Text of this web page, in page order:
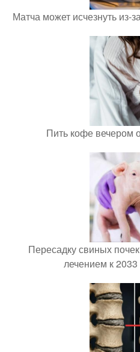
Матча может исчезнуть из-
Пить кофе вечером
Пересадку свиных
лечением к